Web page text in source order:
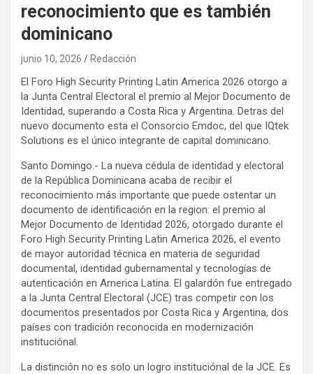
reconocimiento que es también
dominicano
junio 10, 2026 Redacción
El Foro High Security Printing Latin America 2026 otorgo a
la Junta Central Electoral el premio al Mejor Documento de
Identidad, superando a Costa Rica y Argentina. Detras del
nuevo documento esta el Consorcio Emdoc, del que IQtek
Solutions es el único integrante de capital dominicano.
Santo Domingo.- La nueva cédula de identidad y electoral
de la República Dominicana acaba de recibir el
reconocimiento más importante que puede ostentar un
documento de identificación en la region: el premio al
Mejor Documento de Identidad 2026, otorgado durante el
Foro High Security Printing Latin America 2026, el evento
de mayor autoridad técnica en materia de seguridad
documental, identidad gubernamental y tecnologías de
autenticación en America Latina. El galardón fue entregado
a la Junta Central Electoral (JCE) tras competir con los
documentos presentados por Costa Rica y Argentina, dos
países con tradición reconocida en modernización
instituciónal.
La distinción no es solo un logro instituciónal de la JCE. Es